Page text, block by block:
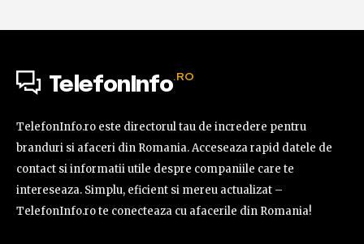
TelefonInfo.RO
TelefonInfo.ro este directorul tau de incredere pentru
branduri si afaceri din Romania. Acceseaza rapid datele de
contact si informatii utile despre companiile care te
intereseaza. Simplu, eficient si mereu actualizat –
TelefonInfo.ro te conecteaza cu afacerile din Romania!